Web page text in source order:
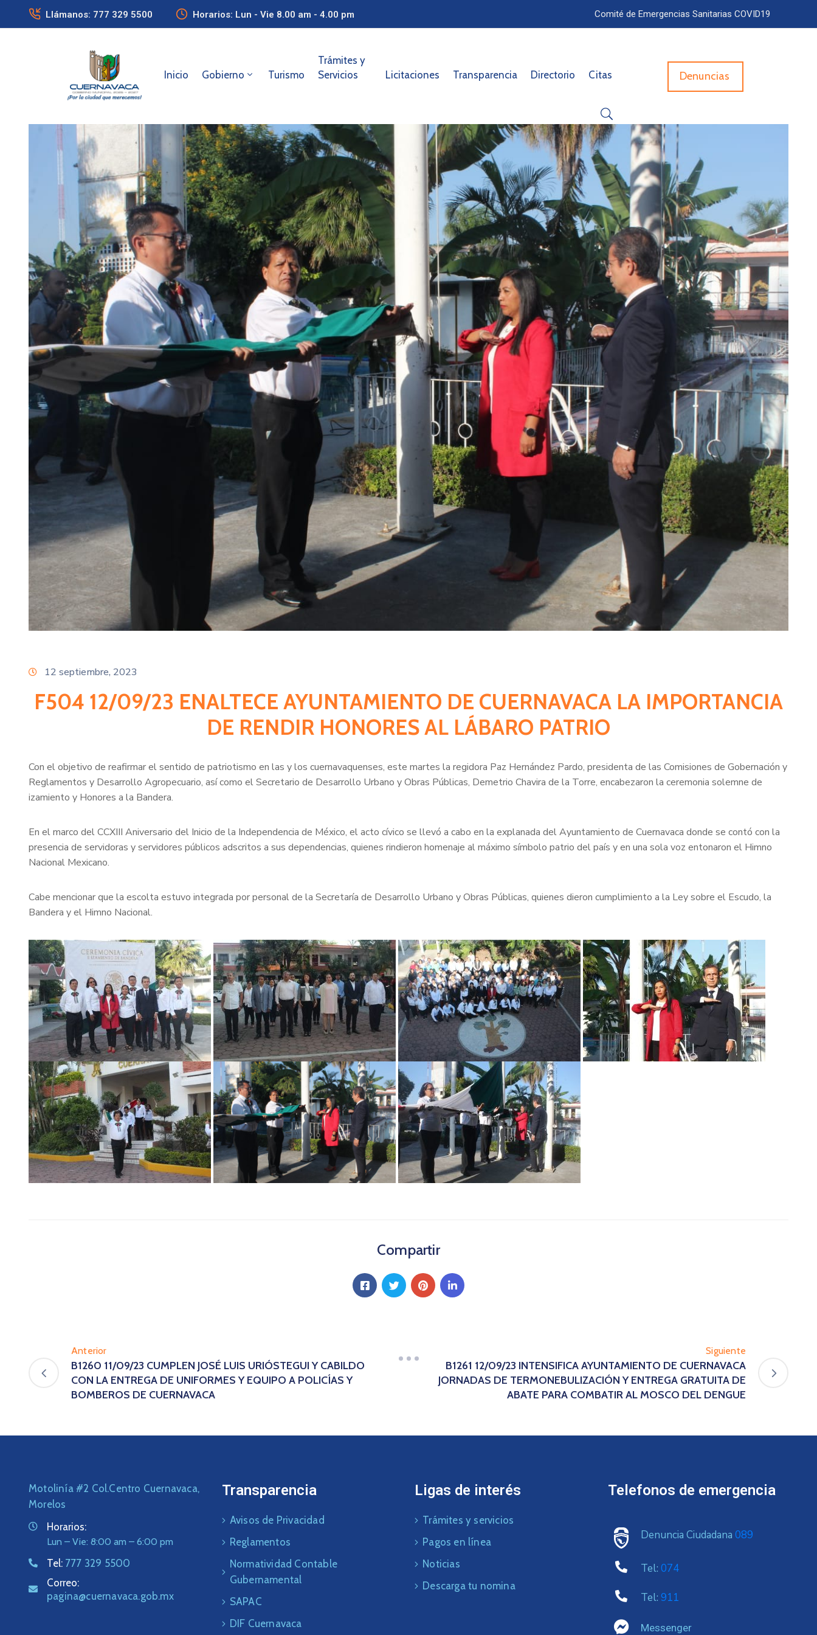
Llámanos: 777 329 5500 Horarios: Lun - Vie 8.00 am - 4.00 pm Comité de Emergencias Sanitarias COVID19
Inicio Gobierno Turismo
Trámites y
Servicios
Licitaciones Transparencia Directorio Citas Denuncias
12 septiembre, 2023
F504 12/09/23 ENALTECE AYUNTAMIENTO DE CUERNAVACA LA IMPORTANCIA
DE RENDIR HONORES AL LÁBARO PATRIO
Con el objetivo de reafirmar el sentido de patriotismo en las y los cuernavaquenses, este martes la regidora Paz Hernández Pardo, presidenta de las Comisiones de Gobernación y
Reglamentos y Desarrollo Agropecuario, así como el Secretario de Desarrollo Urbano y Obras Públicas, Demetrio Chavira de la Torre, encabezaron la ceremonia solemne de
izamiento y Honores a la Bandera.
En el marco del CCXIII Aniversario del Inicio de la Independencia de México, el acto cívico se llevó a cabo en la explanada del Ayuntamiento de Cuernavaca donde se contó con la
presencia de servidoras y servidores públicos adscritos a sus dependencias, quienes rindieron homenaje al máximo símbolo patrio del país y en una sola voz entonaron el Himno
Nacional Mexicano.
Cabe mencionar que la escolta estuvo integrada por personal de la Secretaría de Desarrollo Urbano y Obras Públicas, quienes dieron cumplimiento a la Ley sobre el Escudo, la
Bandera y el Himno Nacional.
Compartir
Anterior
B1260 11/09/23 CUMPLEN JOSÉ LUIS URIÓSTEGUI Y CABILDO
CON LA ENTREGA DE UNIFORMES Y EQUIPO A POLICÍAS Y
BOMBEROS DE CUERNAVACA
Siguiente
B1261 12/09/23 INTENSIFICA AYUNTAMIENTO DE CUERNAVACA
JORNADAS DE TERMONEBULIZACIÓN Y ENTREGA GRATUITA DE
ABATE PARA COMBATIR AL MOSCO DEL DENGUE
Motolinía #2 Col.Centro Cuernavaca,
Morelos
Horarios:
Lun – Vie: 8:00 am – 6:00 pm
Tel: 777 329 5500
Correo:
pagina@cuernavaca.gob.mx
Transparencia
Avisos de Privacidad
Reglamentos
Normatividad Contable
Gubernamental
SAPAC
DIF Cuernavaca
Ligas de interés
Trámites y servicios
Pagos en línea
Noticias
Descarga tu nomina
Telefonos de emergencia
Denuncia Ciudadana 089
Tel: 074
Tel: 911
Messenger